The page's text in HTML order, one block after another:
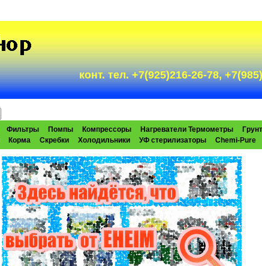
конт. тел. +7(925)216-26-78,
Фильтры Помпы Компрессоры Нагреватели Термометры
Корма Скребки Холодильники УФ стерилизаторы Chemi-Pure